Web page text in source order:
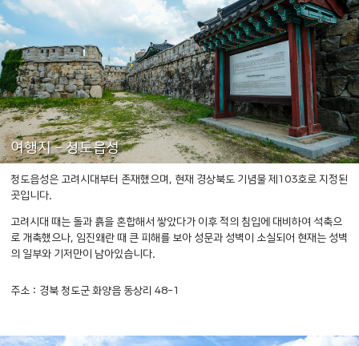
여행지 - 청도읍성
청도읍성은 고려시대부터 존재했으며, 현재 경상북도 기념물 제103호로 지정된
곳입니다.
​고려시대 때는 돌과 흙을 혼합해서 쌓았다가 이후 적의 침입에 대비하여 석축으
로 개축했으나, 임진왜란 때 큰 피해를 보아 성문과 성벽이 소실되어 현재는 성벽
의 일부와 기저만이 남아있습니다.
주소 : 경북 청도군 화양읍 동상리 48-1